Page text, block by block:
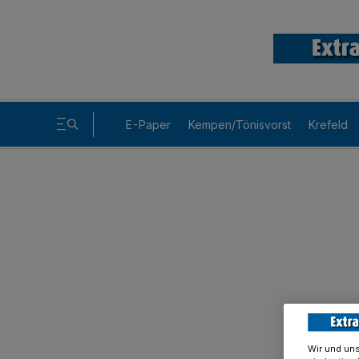
E-Paper Kempen/Tönisvorst Krefeld
Wir und